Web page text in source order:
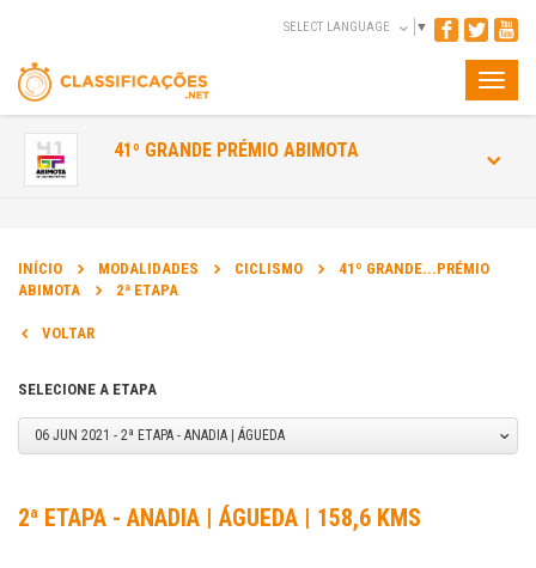
Toggle
SELECT LANGUAGE ▼
41º GRANDE PRÉMIO ABIMOTA
INÍCIO MODALIDADES CICLISMO
41º GRANDE...PRÉMIO
ABIMOTA
2ª ETAPA
VOLTAR
SELECIONE A ETAPA
06 JUN 2021 - 2ª ETAPA - ANADIA | ÁGUEDA
2ª ETAPA - ANADIA | ÁGUEDA | 158,6 KMS